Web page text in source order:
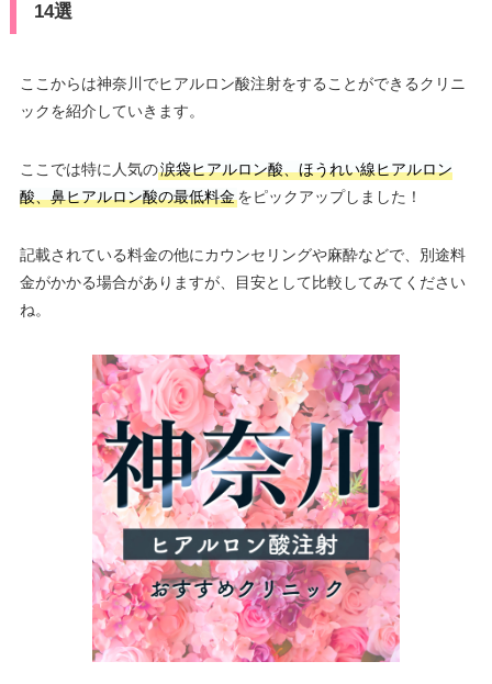
14選
ここからは神奈川でヒアルロン酸注射をすることができるクリニ
ックを紹介していきます。
ここでは特に人気の涙袋ヒアルロン酸、ほうれい線ヒアルロン
酸、鼻ヒアルロン酸の最低料金をピックアップしました！
記載されている料金の他にカウンセリングや麻酔などで、別途料
金がかかる場合がありますが、目安として比較してみてください
ね。